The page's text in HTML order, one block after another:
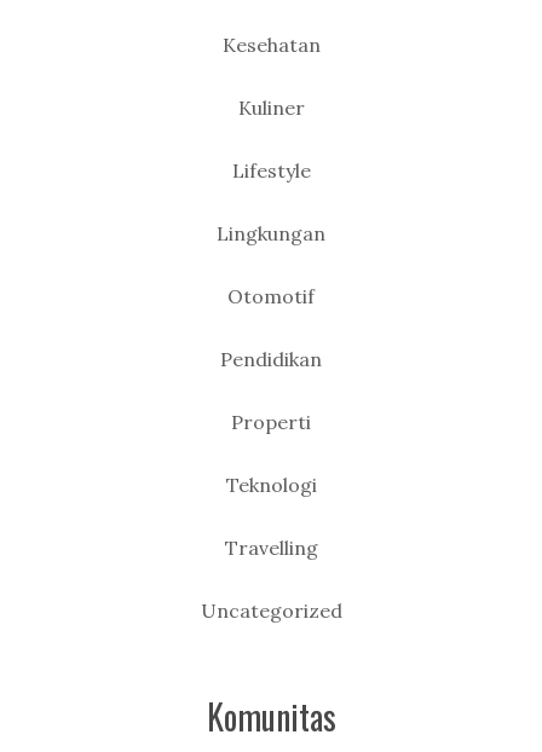
Kesehatan
Kuliner
Lifestyle
Lingkungan
Otomotif
Pendidikan
Properti
Teknologi
Travelling
Uncategorized
Komunitas